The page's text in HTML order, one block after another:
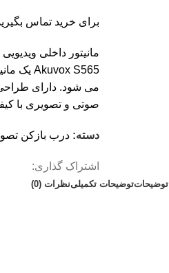
برای خرید تماس
مانیتور داخلی ویدیویی 10 اینچی SIP لینوکس
می شود. دارای
صوتی و تصویری با
دسته: درب بازکن
اشتراک گذاری:
توضیحاتتوضیحات تکمیلینظرات (0)